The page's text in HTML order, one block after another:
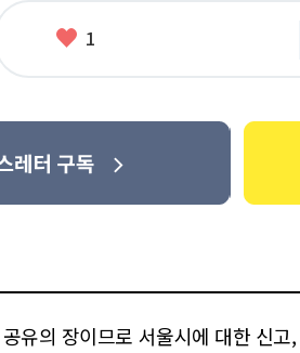
좋
1
유의 장이므로 서울시에 대한 신고